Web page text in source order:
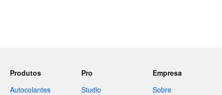
Produtos
Autocolantes
Pro
Studio
Empresa
Sobre